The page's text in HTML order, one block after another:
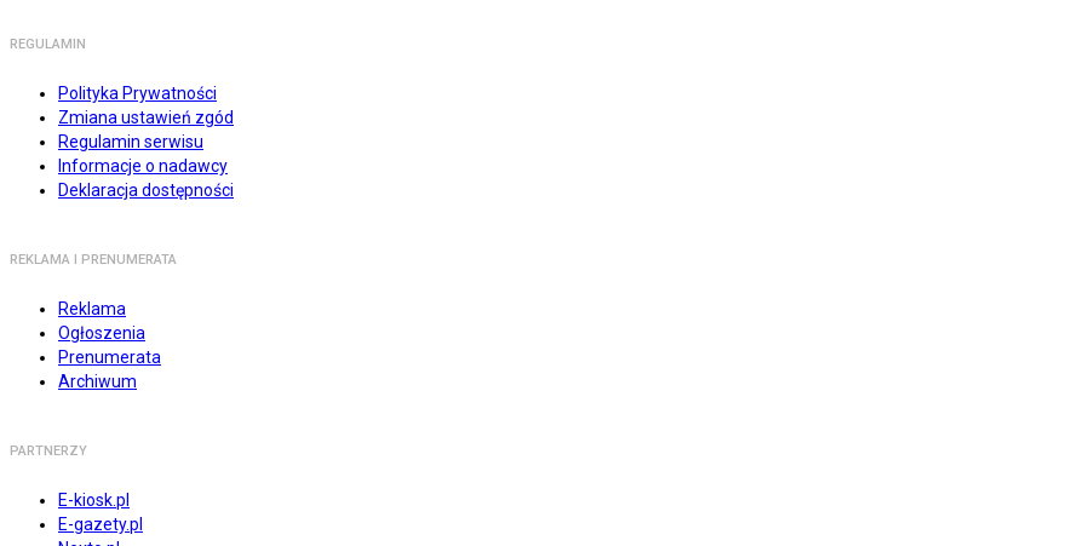
REGULAMIN
Polityka Prywatności
Zmiana ustawień zgód
Regulamin serwisu
Informacje o nadawcy
Deklaracja dostępności
REKLAMA I PRENUMERATA
Reklama
Ogłoszenia
Prenumerata
Archiwum
PARTNERZY
E-kiosk.pl
E-gazety.pl